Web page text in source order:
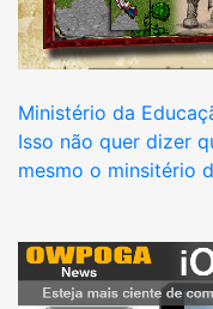
Ministério da
Isso não quer dizer
mesmo o minsitério